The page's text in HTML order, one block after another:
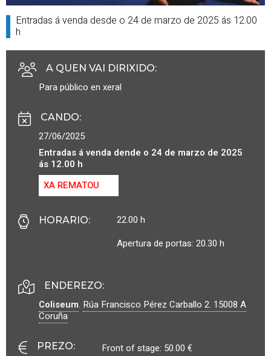
Entradas á venda desde o 24 de marzo de 2025 ás 12.00
h
A QUEN VAI DIRIXIDO:
Para público en xeral
CANDO:
27/06/2025
Entradas á venda dende o 24 de marzo de 2025
ás 12.00 h
XA REMATOU
HORARIO:
22.00 h
Apertura de portas: 20.30 h
ENDEREZO:
Coliseum. Rúa Francisco Pérez Carballo 2. 15008 A
Coruña
PREZO:
Front of stage: 50.00 €